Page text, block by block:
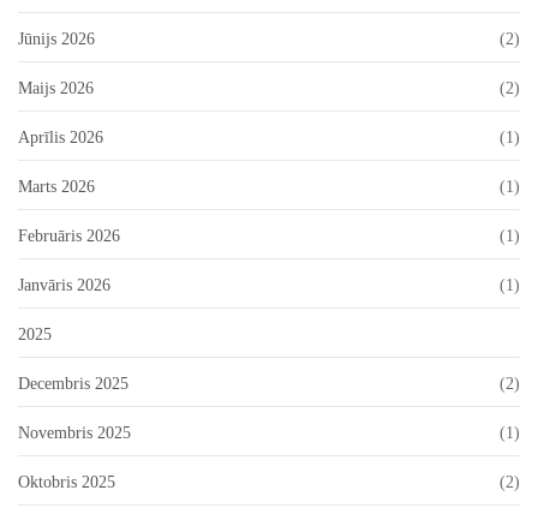
Jūnijs 2026 (2)
Maijs 2026 (2)
Aprīlis 2026 (1)
Marts 2026 (1)
Februāris 2026 (1)
Janvāris 2026 (1)
2025
Decembris 2025 (2)
Novembris 2025 (1)
Oktobris 2025 (2)